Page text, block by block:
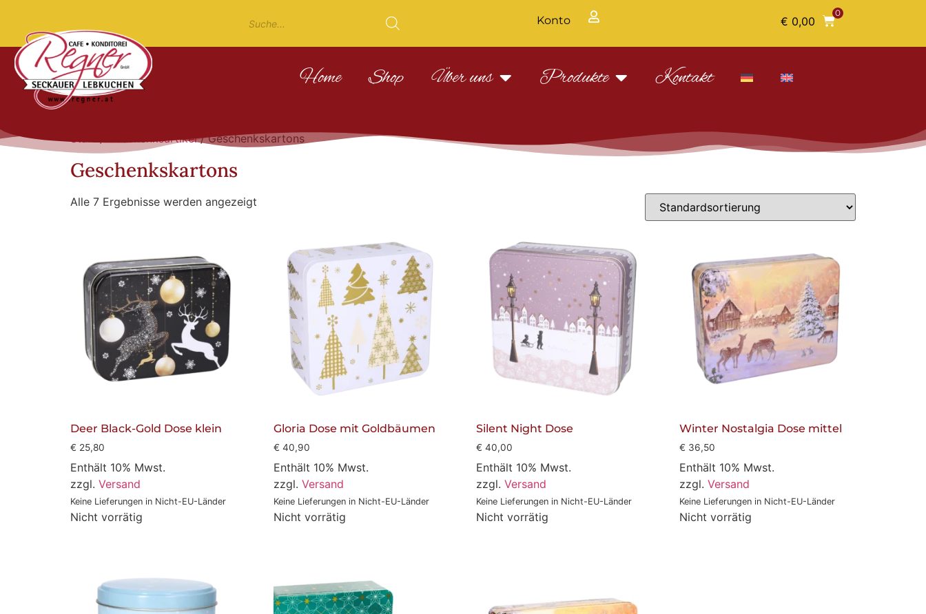
Konto € 0,00
0
Home Shop Über uns Produkte Kontakt
Start Geschenksartikel/ Geschenkskartons
Geschenkskartons
Alle 7 Ergebnisse werden angezeigt
Deer Black-Gold Dose klein
€ 25,80
Enthält 10% Mwst.
zzgl. Versand
Keine Lieferungen in Nicht-EU-Länder
Nicht vorrätig
Gloria Dose mit Goldbäumen
€ 40,90
Enthält 10% Mwst.
zzgl. Versand
Keine Lieferungen in Nicht-EU-Länder
Nicht vorrätig
Silent Night Dose
€ 40,00
Enthält 10% Mwst.
zzgl.Versand
Keine Lieferungen in Nicht-EU-Länder
Nicht vorrätig
Winter Nostalgia Dose mittel
€ 36,50
Enthält 10% Mwst.
zzgl.Versand
Keine Lieferungen in Nicht-EU-Länder
Nicht vorrätig